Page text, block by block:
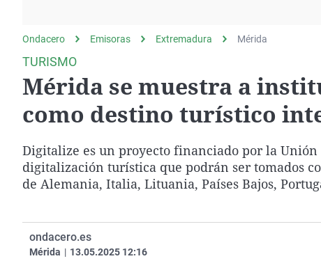
Negra
Navarra
Ondacero Emisoras Extremadura Mérida
TURISMO
Mérida se muestra a
como destino turístico
Digitalize es un proyecto financiado por la
digitalización turística que podrán ser tomados
de Alemania, Italia, Lituania, Países Bajos,
ondacero.es
Mérida | 13.05.2025 12:16